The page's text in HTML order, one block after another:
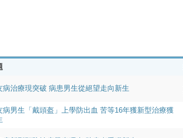
病治療現突破 病患男生從絕望走向新生
病男生「戴頭盔」上學防出血 苦等16年獲新型治療獲